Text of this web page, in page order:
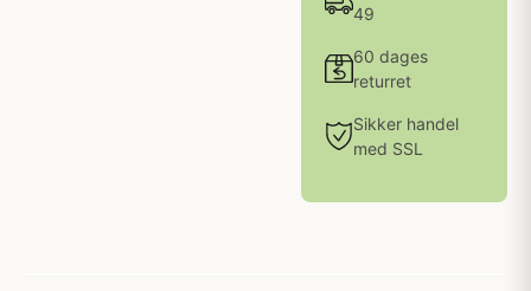
49
60 dages
returret
Sikker handel
med SSL